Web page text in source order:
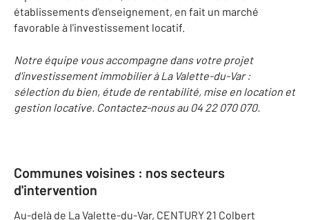
établissements d'enseignement, en fait un marché
favorable à l'investissement locatif.
Notre équipe vous accompagne dans votre projet
d'investissement immobilier à La Valette-du-Var :
sélection du bien, étude de rentabilité, mise en location et
gestion locative. Contactez-nous au 04 22 070 070.
Communes voisines : nos secteurs
d'intervention
Au-delà de La Valette-du-Var, CENTURY 21 Colbert